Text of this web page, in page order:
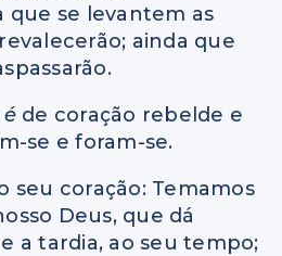
que se levantem as
ainda que
é de coração rebelde e
se e foram-se.
seu coração: Temamos
Deus, que dá
a tardia, ao seu tempo;